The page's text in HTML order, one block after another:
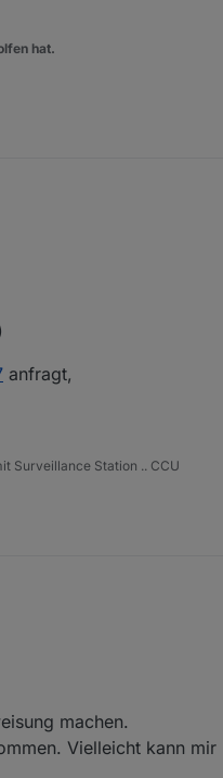
hat.
anfragt,
Surveillance Station .. CCU
machen.
Vielleicht kann mir